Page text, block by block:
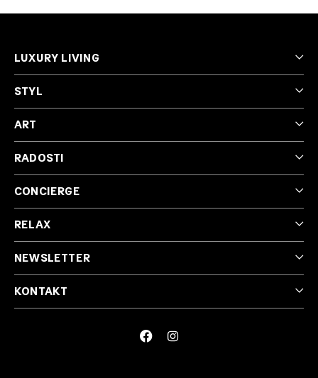
LUXURY LIVING
STYL
ART
RADOSTI
CONCIERGE
RELAX
NEWSLETTER
KONTAKT